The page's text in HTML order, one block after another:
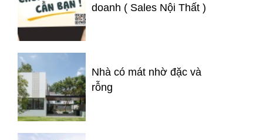
doanh ( Sales Nội Thất )
Nhà có mát nhờ đặc và
rỗng